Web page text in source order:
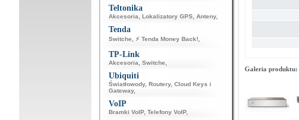
Teltonika
Akcesoria Lokalizatory GPS, Anteny,
Tenda
Switche ⚡ Tenda Money Back!,
TP-Link
Akcesoria Switche
Ubiquiti
Światłowody, Routery, Cloud Keys i
Gateway,
VoIP
Bramki VoIP, Telefony VoIP,
Galeria produktu: